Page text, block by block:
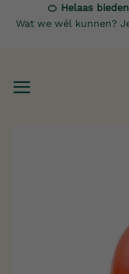
naar
🍊 Helaas
Wat we wél kunnen?